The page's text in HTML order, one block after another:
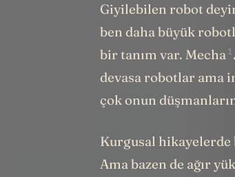
Giyilebilen robot
ben daha büyük
bir tanım var. Mecha1
devasa robotlar ama
çok onun
Kurgusal
Ama bazen de ağır